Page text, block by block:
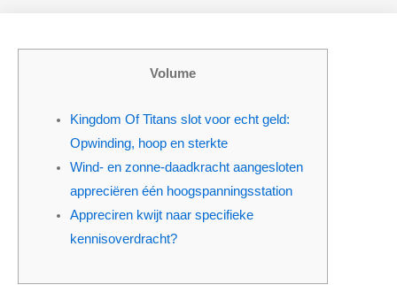
e
r
o
g
Volume
Kingdom Of Titans slot voor echt geld:
Opwinding, hoop en sterkte
Wind- en zonne-daadkracht aangesloten
appreciëren één hoogspanningsstation
Appreciren kwijt naar specifieke
kennisoverdracht?